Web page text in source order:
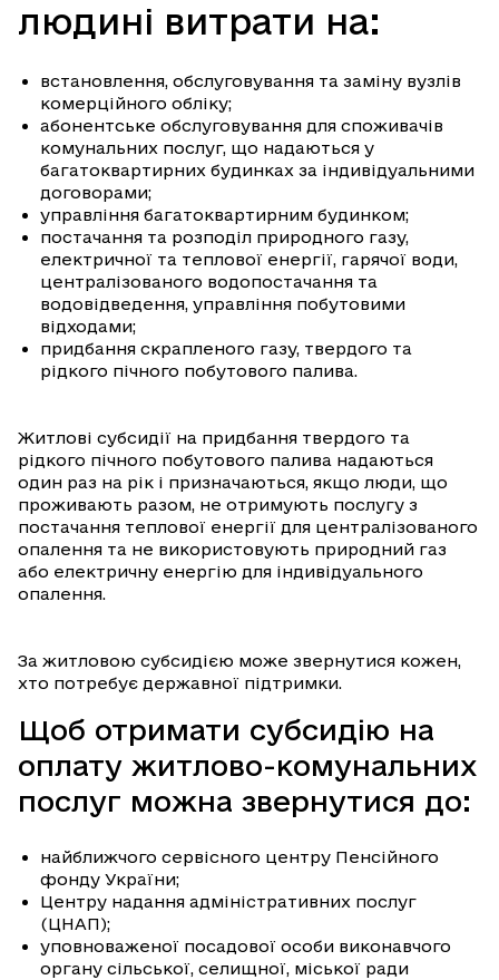
людині витрати на:
встановлення, обслуговування та заміну вузлів
комерційного обліку;
абонентське обслуговування для споживачів
комунальних послуг, що надаються у
багатоквартирних будинках за індивідуальними
договорами;
управління багатоквартирним будинком;
постачання та розподіл природного газу,
електричної та теплової енергії, гарячої води,
централізованого водопостачання та
водовідведення, управління побутовими
відходами;
придбання скрапленого газу, твердого та
рідкого пічного побутового палива.
Житлові субсидії на придбання твердого та
рідкого пічного побутового палива надаються
один раз на рік і призначаються, якщо люди, що
проживають разом, не отримують послугу з
постачання теплової енергії для централізованого
опалення та не використовують природний газ
або електричну енергію для індивідуального
опалення.
За житловою субсидією може звернутися кожен,
хто потребує державної підтримки.
Щоб отримати субсидію на
оплату житлово-комунальних
послуг можна звернутися до:
найближчого сервісного центру Пенсійного
фонду України;
Центру надання адміністративних послуг
(ЦНАП);
уповноваженої посадової особи виконавчого
органу сільської, селищної, міської ради